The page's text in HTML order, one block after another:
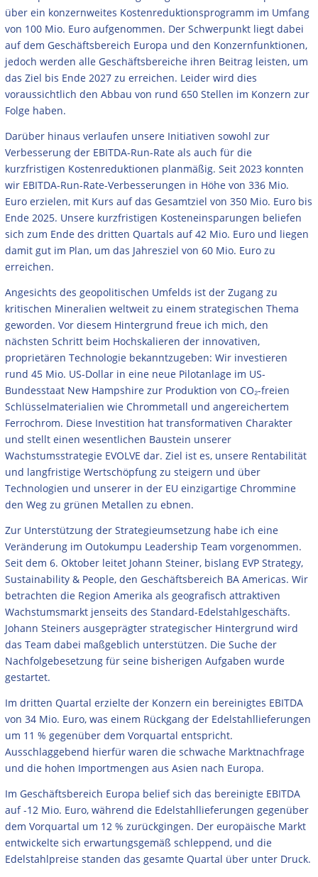
über ein konzernweites Kostenreduktionsprogramm im Umfang
von 100 Mio. Euro aufgenommen. Der Schwerpunkt liegt dabei
auf dem Geschäftsbereich Europa und den Konzernfunktionen,
jedoch werden alle Geschäftsbereiche ihren Beitrag leisten, um
das Ziel bis Ende 2027 zu erreichen. Leider wird dies
voraussichtlich den Abbau von rund 650 Stellen im Konzern zur
Folge haben.
Darüber hinaus verlaufen unsere Initiativen sowohl zur
Verbesserung der EBITDA-Run-Rate als auch für die
kurzfristigen Kostenreduktionen planmäßig. Seit 2023 konnten
wir EBITDA-Run-Rate-Verbesserungen in Höhe von 336 Mio.
Euro erzielen, mit Kurs auf das Gesamtziel von 350 Mio. Euro bis
Ende 2025. Unsere kurzfristigen Kosteneinsparungen beliefen
sich zum Ende des dritten Quartals auf 42 Mio. Euro und liegen
damit gut im Plan, um das Jahresziel von 60 Mio. Euro zu
erreichen.
Angesichts des geopolitischen Umfelds ist der Zugang zu
kritischen Mineralien weltweit zu einem strategischen Thema
geworden. Vor diesem Hintergrund freue ich mich, den
nächsten Schritt beim Hochskalieren der innovativen,
proprietären Technologie bekanntzugeben: Wir investieren
rund 45 Mio. US-Dollar in eine neue Pilotanlage im US-
Bundesstaat New Hampshire zur Produktion von CO₂-freien
Schlüsselmaterialien wie Chrommetall und angereichertem
Ferrochrom. Diese Investition hat transformativen Charakter
und stellt einen wesentlichen Baustein unserer
Wachstumsstrategie EVOLVE dar. Ziel ist es, unsere Rentabilität
und langfristige Wertschöpfung zu steigern und über
Technologien und unserer in der EU einzigartige Chrommine
den Weg zu grünen Metallen zu ebnen.
Zur Unterstützung der Strategieumsetzung habe ich eine
Veränderung im Outokumpu Leadership Team vorgenommen.
Seit dem 6. Oktober leitet Johann Steiner, bislang EVP Strategy,
Sustainability & People, den Geschäftsbereich BA Americas. Wir
betrachten die Region Amerika als geografisch attraktiven
Wachstumsmarkt jenseits des Standard-Edelstahlgeschäfts.
Johann Steiners ausgeprägter strategischer Hintergrund wird
das Team dabei maßgeblich unterstützen. Die Suche der
Nachfolgebesetzung für seine bisherigen Aufgaben wurde
gestartet.
Im dritten Quartal erzielte der Konzern ein bereinigtes EBITDA
von 34 Mio. Euro, was einem Rückgang der Edelstahllieferungen
um 11 % gegenüber dem Vorquartal entspricht.
Ausschlaggebend hierfür waren die schwache Marktnachfrage
und die hohen Importmengen aus Asien nach Europa.
Im Geschäftsbereich Europa belief sich das bereinigte EBITDA
auf -12 Mio. Euro, während die Edelstahllieferungen gegenüber
dem Vorquartal um 12 % zurückgingen. Der europäische Markt
entwickelte sich erwartungsgemäß schleppend, und die
Edelstahlpreise standen das gesamte Quartal über unter Druck.